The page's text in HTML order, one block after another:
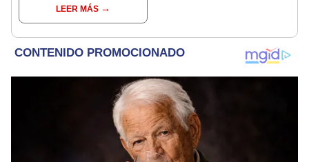
LEER MÁS